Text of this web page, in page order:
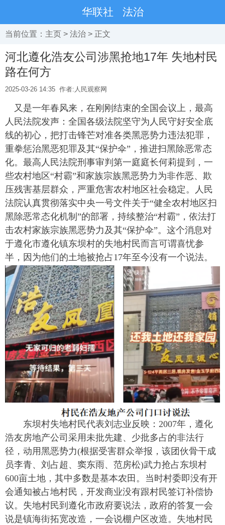
华联社 法治
当前位置： 主页 > 法治 > 正文
河北遵化浩友公司涉黑抢地17年 失地村民
路在何方
2025-03-26 14:35 作者:人民观察网
又是一年春风来，在刚刚结束的全国会议上，最高
人民法院发声：全国各级法院坚守为人民守好安全底
线的初心，把打击锋芒对准各类黑恶势力违法犯罪，
重拳惩治黑恶犯罪及其“保护伞”，推进扫黑除恶常态
化。最高人民法院刑事审判第一庭庭长何莉提到，一
些农村地区“村霸”和家族宗族黑恶势力为非作恶、欺
压残害基层群众，严重危害农村地区社会稳定。人民
法院认真贯彻落实中央一号文件关于“健全农村地区扫
黑除恶常态化机制”的部署，持续整治“村霸”，依法打
击农村家族宗族黑恶势力及其“保护伞”。这个消息对
于遵化市遵化镇东坝村的失地村民而言可谓喜忧参
半，因为他们的土地被抢占17年至今没有一个说法。
东坝村失地村民代表刘志业反映：2007年，遵化
浩友房地产公司采用未批先建、少批多占的非法行
径，动用黑恶势力(根据受害群众举报，该团伙骨干成
员李青、刘占超、窦东雨、范房松)武力抢占东坝村
600亩土地，其中多数是基本农田。当时村委即没有开
会通知被占地村民，开发商业没有跟村民签订补偿协
议。失地村民到遵化市政府要说法，政府的答复一会
说是镇海街拓宽改造，一会说棚户区改造。失地村民